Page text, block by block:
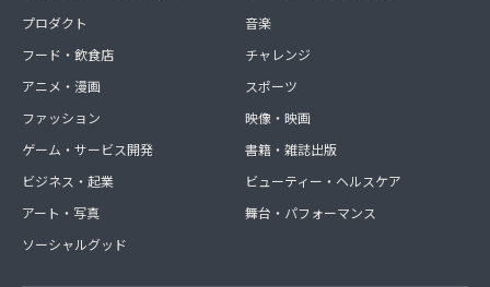
プロダクト
フード・飲食店
アニメ・漫画
ファッション
ゲーム・サービス開発
ビジネス・起業
アート・写真
ソーシャルグッド
音楽
チャレンジ
スポーツ
映像・映画
書籍・雑誌出版
ビューティー・ヘルスケア
舞台・パフォーマンス